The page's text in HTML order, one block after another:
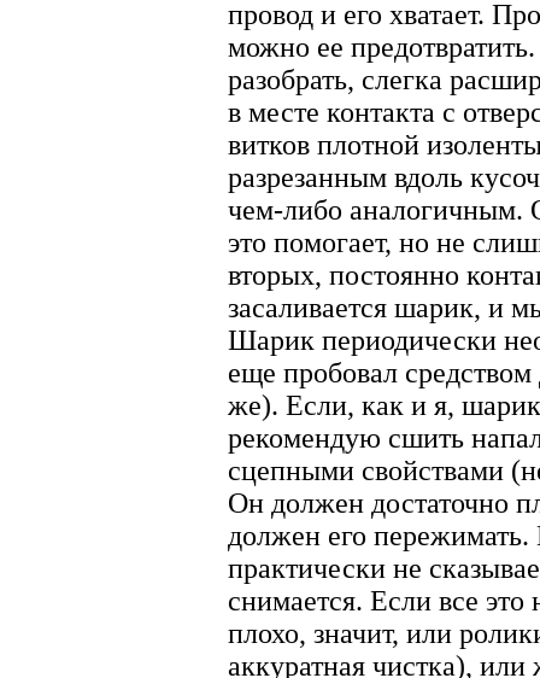
провод и его хватает.
можно ее
разобрать, слегка
в месте контакта с
витков плотной
разрезанным вдоль
чем-либо аналогичным.
это помогает, но не
вторых, постоянно
засаливается шарик, и
Шарик периодически
еще пробовал
же). Если, как и я,
рекомендую сшить
сцепными свойствами
Он должен достаточно
должен его пережимать.
практически не
снимается. Если все
плохо, значит, или
аккуратная чистка),